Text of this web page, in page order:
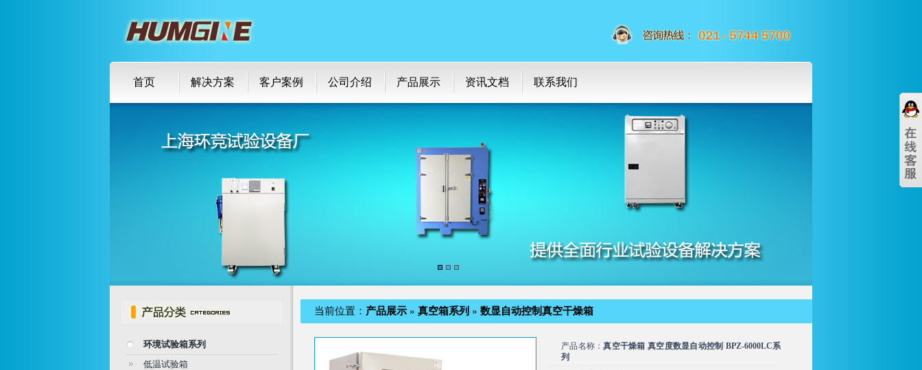
首页 解决方案 客户案例 公司介绍 产品展示 资讯文档 联系我们
环境试验箱系列
低温试验箱
当前位置： 产品展示 » 真空箱系列 » 数显自动控制真空干燥箱
产品名称：真空干燥箱 真空度数显自动控制 BPZ-6000LC系
列